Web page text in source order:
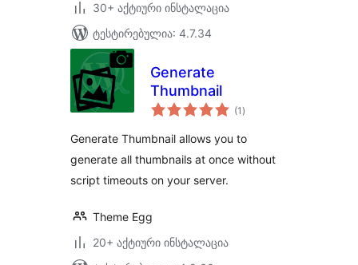
30+ აქტიური ინსტალაცია
ტესტირებულია: 4.7.34
Generate
Thumbnail
(1 საერთო
რეიტინგი
)
Generate Thumbnail allows you to
generate all thumbnails at once without
script timeouts on your server.
Theme Egg
20+ აქტიური ინსტალაცია